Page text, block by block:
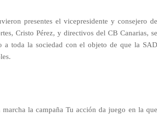
presentes el vicepresidente y consejero de
Cristo Pérez, y directivos del CB Canarias, se
a toda la sociedad con el objeto de que la SAD
la campaña Tu acción da juego en la que